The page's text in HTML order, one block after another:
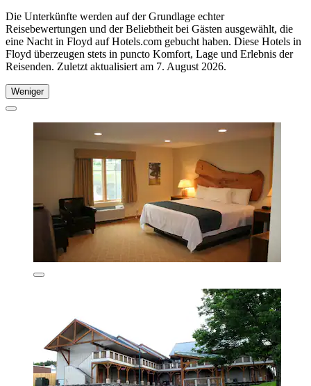
Die Unterkünfte werden auf der Grundlage echter
Reisebewertungen und der Beliebtheit bei Gästen ausgewählt, die
eine Nacht in Floyd auf Hotels.com gebucht haben. Diese Hotels in
Floyd überzeugen stets in puncto Komfort, Lage und Erlebnis der
Reisenden. Zuletzt aktualisiert am 7. August 2026.
Weniger